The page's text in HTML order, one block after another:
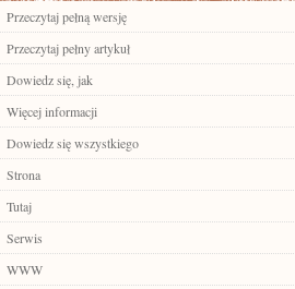
Przeczytaj pełną wersję
Przeczytaj pełny artykuł
Dowiedz się, jak
Więcej informacji
Dowiedz się wszystkiego
Strona
Tutaj
Serwis
WWW